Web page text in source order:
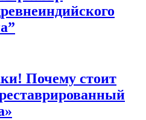
Почему стоит